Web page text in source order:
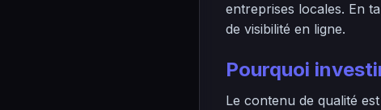
entreprises locales. En
de visibilité en ligne.
Pourquoi
Le contenu de qualité